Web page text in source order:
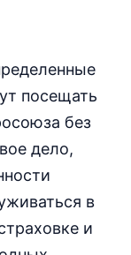
посещать
без
дело,
в
и